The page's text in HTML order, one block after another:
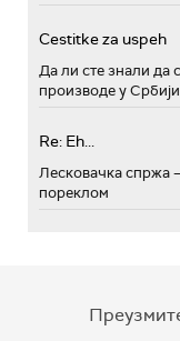
Cestitke za uspeh
Да ли сте знали да
производе у Србији
Re: Eh...
Лесковачка спржа
пореклом